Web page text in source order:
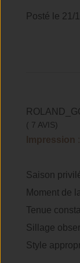
Posté le 21/
( 7 AVIS)
Impression :
Saison
Moment de
Tenue
Sillage
Style